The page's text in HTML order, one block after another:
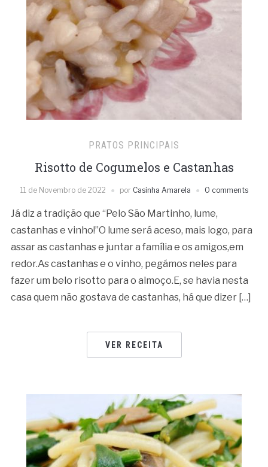
PRATOS PRINCIPAIS
Risotto de Cogumelos e Castanhas
11 de Novembro de 2022 por Casinha Amarela 0 comments
Já diz a tradição que “Pelo São Martinho, lume,
castanhas e vinho!”O lume será aceso, mais logo, para
assar as castanhas e juntar a família e os amigos,em
redor.As castanhas e o vinho, pegámos neles para
fazer um belo risotto para o almoço.E, se havia nesta
casa quem não gostava de castanhas, há que dizer […]
VER RECEITA